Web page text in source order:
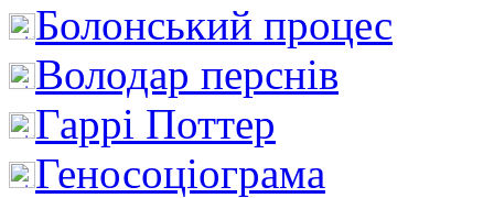
Болонський процес
Володар перснів
Гаррі Поттер
Геносоціограма